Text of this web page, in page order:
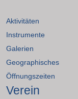
Aktivitäten
Instrumente
Galerien
Geographisches
Öffnungszeiten
Verein